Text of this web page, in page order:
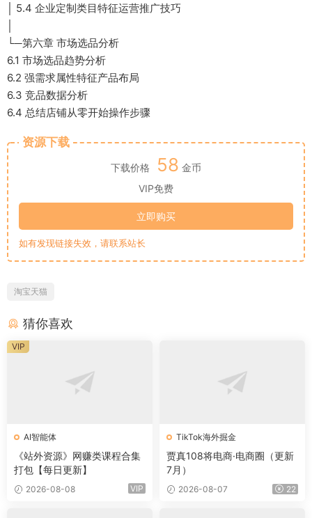
│ 5.4 企业定制类目特征运营推广技巧
└─第六章 市场选品分析
6.1 市场选品趋势分析
6.2 强需求属性特征产品布局
6.3 竞品数据分析
6.4 总结店铺从零开始操作步骤
资源下载
下载价格 58 金币
VIP免费
立即购买
如有发现链接失效，请联系站长
淘宝天猫
猜你喜欢
AI智能体
《站外资源》网赚类课程合集
打包【每日更新】
2026-08-08 VIP
VIP
TikTok海外掘金
贾真108将电商·电商圈（更新
7月）
2026-08-07 22